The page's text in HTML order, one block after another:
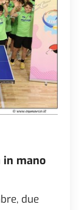
in mano
due